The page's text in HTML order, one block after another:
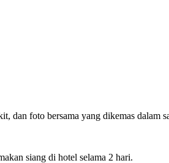
dan foto bersama yang dikemas dalam
siang di hotel selama 2 hari.